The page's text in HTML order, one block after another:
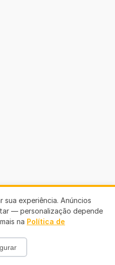
sua experiência. Anúncios
— personalização depende
na Política de